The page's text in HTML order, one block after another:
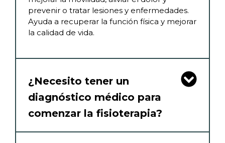
prevenir o tratar lesiones y enfermedades.
Ayuda a recuperar la función física y mejorar
la calidad de vida.
¿Necesito tener un
diagnóstico médico para
comenzar la fisioterapia?